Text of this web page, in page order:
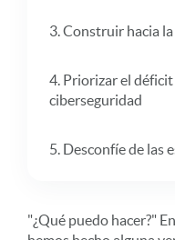
3. Construir hacia
4. Priorizar el
ciberseguridad
5. Desconfíe de las
"¿Qué puedo hacer?"